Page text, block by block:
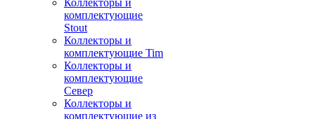
Коллекторы и
комплектующие
Stout
Коллекторы и
комплектующие Tim
Коллекторы и
комплектующие
Север
Коллекторы и
комплектующие из